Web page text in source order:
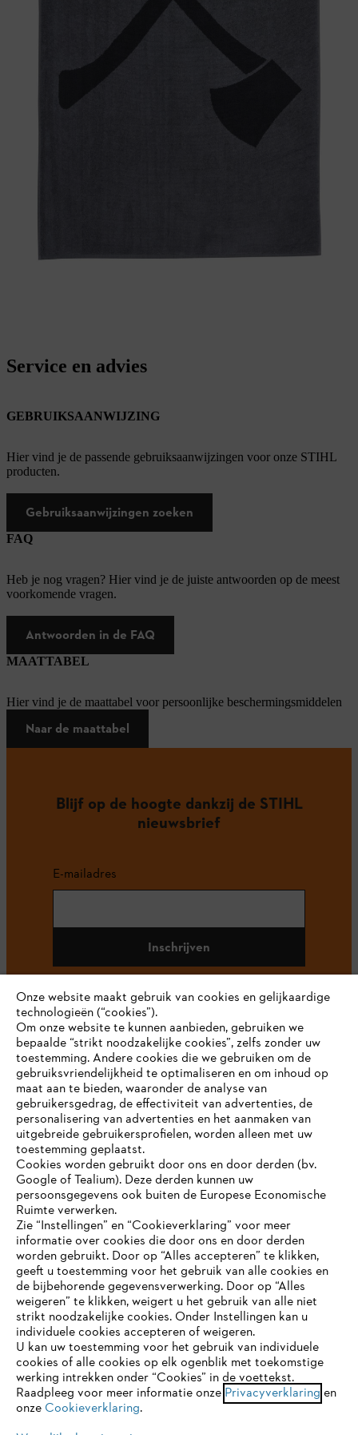
Service en advies
GEBRUIKSAANWIJZING
Hier vind je de passende gebruiksaanwijzingen voor onze STIHL
producten.
Gebruiksaanwijzingen zoeken
FAQ
Heb je nog vragen? Hier vind je de juiste antwoorden op de meest
voorkomende vragen.
Antwoorden in de FAQ
MAATTABEL
Hier vind je de maattabel voor persoonlijke beschermingsmiddelen
Naar de maattabel
Blijf op de hoogte dankzij de STIHL
nieuwsbrief
E-mailadres
Inschrijven
#STIHL
Bedrijf
STIHL FAQ
Contact
Gegevensbescherming Impressum
JE BROWSER WORDT NIET
ONDERSTEUND
Je gebruikt een browser die we nog niet ondersteunen. Om
onze website optimaal te kunnen gebruiken, raden we aan dat
je overschakelt op één van de volgende browsers:
firefox
Onze website maakt gebruik van cookies en gelijkaardige
technologieën (“cookies”).
Om onze website te kunnen aanbieden, gebruiken we
bepaalde “strikt noodzakelijke cookies”, zelfs zonder uw
toestemming. Andere cookies die we gebruiken om de
gebruiksvriendelijkheid te optimaliseren en om inhoud op
maat aan te bieden, waaronder de analyse van
gebruikersgedrag, de effectiviteit van advertenties, de
personalisering van advertenties en het aanmaken van
uitgebreide gebruikersprofielen, worden alleen met uw
toestemming geplaatst.
Cookies worden gebruikt door ons en door derden (bv.
Google of Tealium). Deze derden kunnen uw
persoonsgegevens ook buiten de Europese Economische
Ruimte verwerken.
Zie “Instellingen” en “Cookieverklaring” voor meer
informatie over cookies die door ons en door derden
worden gebruikt. Door op “Alles accepteren” te klikken,
geeft u toestemming voor het gebruik van alle cookies en
de bijbehorende gegevensverwerking. Door op “Alles
weigeren” te klikken, weigert u het gebruik van alle niet
strikt noodzakelijke cookies. Onder Instellingen kan u
individuele cookies accepteren of weigeren.
U kan uw toestemming voor het gebruik van individuele
cookies of alle cookies op elk ogenblik met toekomstige
werking intrekken onder “Cookies” in de voettekst.
Raadpleeg voor meer informatie onze Privacyverklaring en
onze Cookieverklaring.